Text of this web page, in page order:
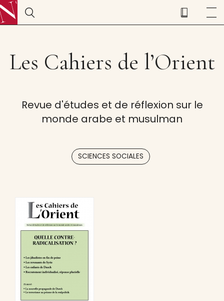
Les Cahiers de l’Orient
Revue d'études et de réflexion sur le
monde arabe et musulman
SCIENCES SOCIALES